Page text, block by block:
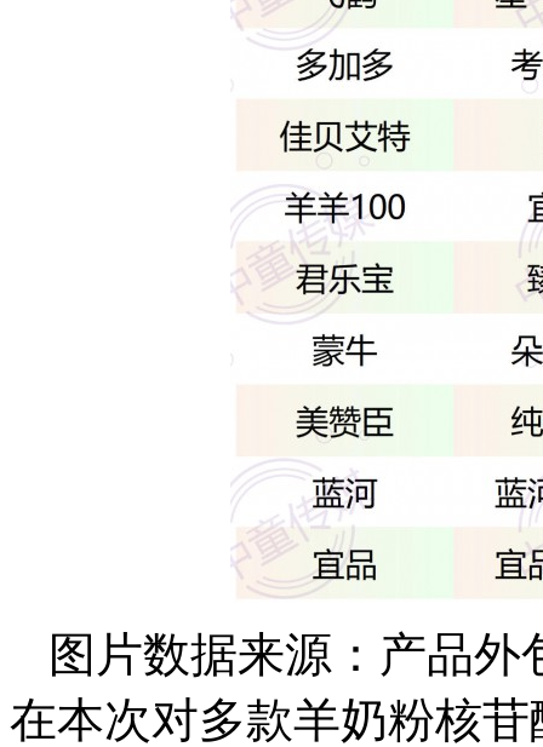
图片数据来源：产品外
在本次对多款羊奶粉核